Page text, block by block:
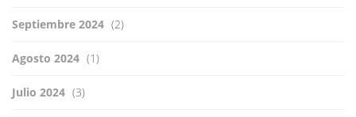
Septiembre 2024 (2)
Agosto 2024 (1)
Julio 2024 (3)